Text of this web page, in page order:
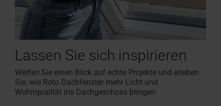
Lassen Sie sich inspirieren
Werfen Sie einen Blick auf echte Projekte und erleben
Sie, wie Roto Dachfenster mehr Licht und
Wohnqualität ins Dachgeschoss bringen.